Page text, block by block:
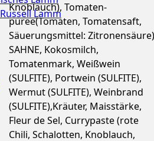
Lamm
Knoblauch), Tomaten-
püree(Tomaten, Tomatensaft,
Säuerungsmittel:
SAHNE, Kokosmilch,
Tomatenmark, Weißwein
(SULFITE), Portwein (SULFITE),
Wermut (SULFITE), Weinbrand
(SULFITE),Kräuter, Maisstärke,
Fleur de Sel, Currypaste (rote
Chili, Schalotten, Knoblauch,